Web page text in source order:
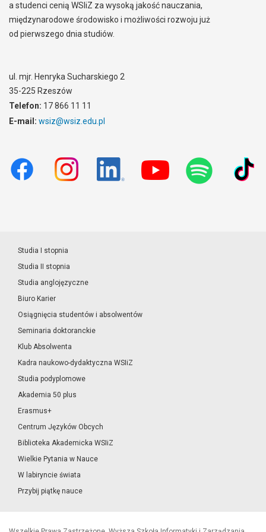
a studenci cenią WSIiZ za wysoką jakość nauczania,
międzynarodowe środowisko i możliwości rozwoju już
od pierwszego dnia studiów.
ul. mjr. Henryka Sucharskiego 2
35-225 Rzeszów
Telefon: 17 866 11 11
E-mail: wsiz@wsiz.edu.pl
Studia I stopnia
Studia II stopnia
Studia anglojęzyczne
Biuro Karier
Osiągnięcia studentów i absolwentów
Seminaria doktoranckie
Klub Absolwenta
Kadra naukowo-dydaktyczna WSIiZ
Studia podyplomowe
Akademia 50 plus
Erasmus+
Centrum Języków Obcych
Biblioteka Akademicka WSIiZ
Wielkie Pytania w Nauce
W labiryncie świata
Przybij piątkę nauce